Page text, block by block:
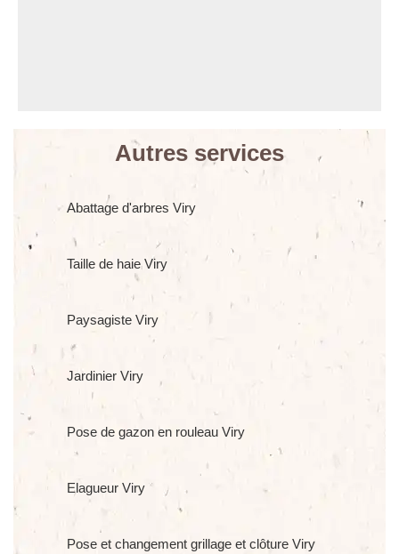
Autres services
Abattage d'arbres Viry
Taille de haie Viry
Paysagiste Viry
Jardinier Viry
Pose de gazon en rouleau Viry
Elagueur Viry
Pose et changement grillage et clôture Viry